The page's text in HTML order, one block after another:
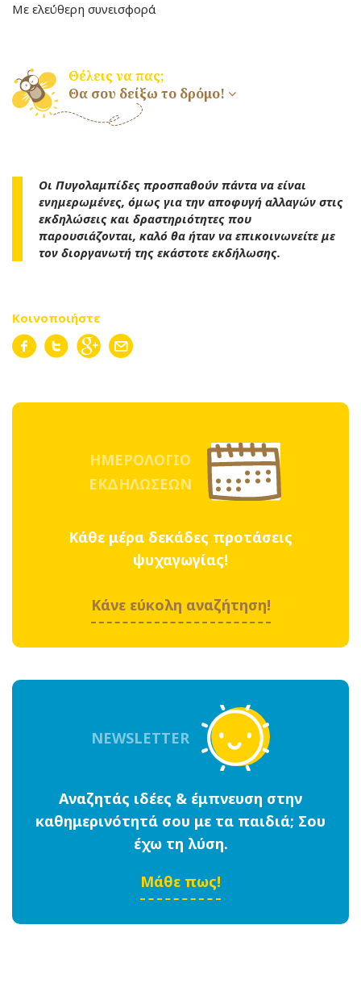
Με ελεύθερη συνεισφορά
Θέλεις να πας;
Θα σου δείξω το δρόμο!
Οι Πυγολαμπίδες προσπαθούν πάντα να είναι
ενημερωμένες, όμως για την αποφυγή αλλαγών στις
εκδηλώσεις και δραστηριότητες που
παρουσιάζονται, καλό θα ήταν να επικοινωνείτε με
τον διοργανωτή της εκάστοτε εκδήλωσης.
Κοινοποιήστε
ΗΜΕΡΟΛΟΓΙΟ
ΕΚΔΗΛΩΣΕΩΝ
Κάθε μέρα δεκάδες προτάσεις
ψυχαγωγίας!
Κάνε εύκολη αναζήτηση!
NEWSLETTER
Αναζητάς ιδέες & έμπνευση στην
καθημερινότητά σου με τα παιδιά; Σου
έχω τη λύση.
Μάθε πως!